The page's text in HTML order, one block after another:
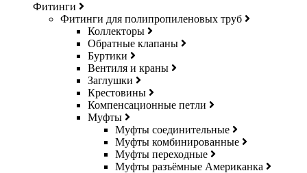
Фитинги
Фитинги для полипропиленовых труб
Коллекторы
Обратные клапаны
Буртики
Вентиля и краны
Заглушки
Крестовины
Компенсационные петли
Муфты
Муфты соединительные
Муфты комбинированные
Муфты переходные
Муфты разъёмные Американка